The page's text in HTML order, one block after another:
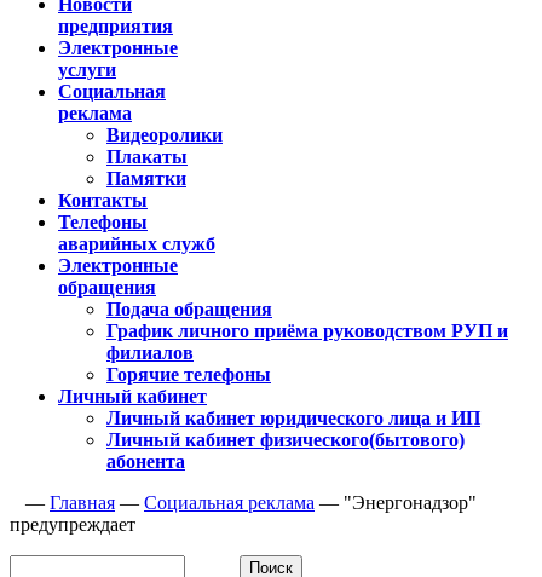
Новости
предприятия
Электронные
услуги
Социальная
реклама
Видеоролики
Плакаты
Памятки
Контакты
Телефоны
аварийных служб
Электронные
обращения
Подача обращения
График личного приёма руководством РУП и
филиалов
Горячие телефоны
Личный кабинет
Личный кабинет юридического лица и ИП
Личный кабинет физического(бытового)
абонента
— Главная — Социальная реклама — "Энергонадзор"
предупреждает